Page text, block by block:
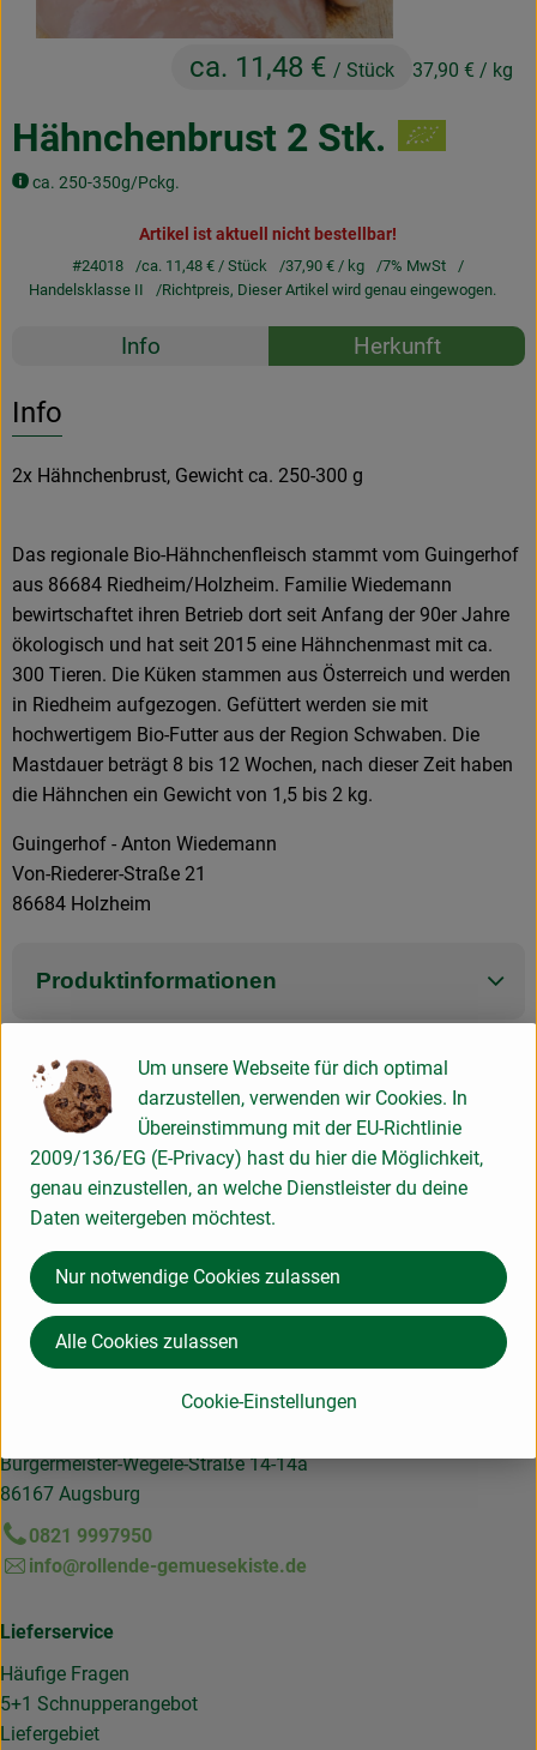
Naturkost
Getränke
Drogerie & Diverses
Infos
Geschäftskunden
Hähnchenbrust 2 Stk.
ca. 250-350g/Pckg.
ca. 11,48 € / Stück 37,90 € / kg
Artikel ist aktuell nicht bestellbar!
#24018 ca. 11,48 €/ Stück 37,90 €/ kg
7% MwSt
Handelsklasse II
Richtpreis, Dieser Artikel wird genau eingewogen.
Rezepte
Info Herkunft
Info
2x Hähnchenbrust, Gewicht ca. 250-300 g
Das regionale Bio-Hähnchenfleisch stammt vom Guingerhof
aus 86684 Riedheim/Holzheim. Familie Wiedemann
bewirtschaftet ihren Betrieb dort seit Anfang der 90er Jahre
ökologisch und hat seit 2015 eine Hähnchenmast mit ca.
300 Tieren. Die Küken stammen aus Österreich und werden
in Riedheim aufgezogen. Gefüttert werden sie mit
hochwertigem Bio-Futter aus der Region Schwaben. Die
Mastdauer beträgt 8 bis 12 Wochen, nach dieser Zeit haben
die Hähnchen ein Gewicht von 1,5 bis 2 kg.
Guingerhof - Anton Wiedemann
Von-Riederer-Straße 21
86684 Holzheim
Produktinformationen
Herkunft
Hersteller: Guingerhof Fam. Wiedemann
86684 Holzheim-Riedheim
zur Webseite
Hier für unseren Newsletter anmelden und keine Infos
verpassen!
Bürgermeister-Wegele-Straße 14-14a
86167 Augsburg
0821 9997950
info@rollende-gemuesekiste.de
Lieferservice
Häufige Fragen
5+1 Schnupperangebot
Liefergebiet
Um unsere Webseite für dich optimal
darzustellen, verwenden wir Cookies. In
Übereinstimmung mit der EU-Richtlinie
2009/136/EG (E-Privacy) hast du hier die Möglichkeit,
genau einzustellen, an welche Dienstleister du deine
Daten weitergeben möchtest.
Cookie-Einstellungen
Nur notwendige Cookies zulassen
Alle Cookies zulassen